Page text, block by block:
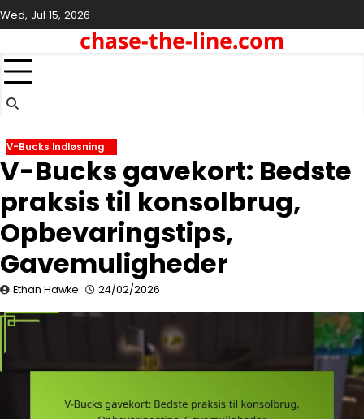
Skip
to
Wed, Jul 15, 2026
chase-the-line.com
V-Bucks Indløsning
V-Bucks gavekort: Bedste
praksis til konsolbrug,
Opbevaringstips,
Gavemuligheder
Ethan Hawke 24/02/2026